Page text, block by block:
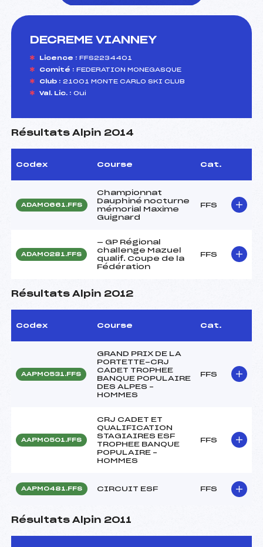
DECREME VIANNEY
Licence : FFS2234401
Comité : FEDERATION MONEGASQUE
Club : 21001 MONTE CARLO SKI CLUB
Val. Lic. : Oui
Résultats Alpin 2014
Codex Course Cat.
ADAM0661.FFS
Championnat
Dauphiné nocturne
mémorial Maxime
Guignard
FFS
ADAM0281.FFS
— GP Régional
challenge Mazuel
qualif. Coupe de la
Fédération
FFS
Résultats Alpin 2012
Codex Course Cat.
AAPM0531.FFS
GRAND PRIX DE LA
PORTETTE-CRJ
CADET TROPHEE
BANQUE POPULAIRE
DES ALPES –
HOMMES
FFS
AAPM0501.FFS
CRJ CADET ET
QUALIFICATION
STAGIAIRES ESF
TROPHEE BANQUE
POPULAIRE –
HOMMES
FFS
AAPM0481.FFS CIRCUIT ESF FFS
Résultats Alpin 2011